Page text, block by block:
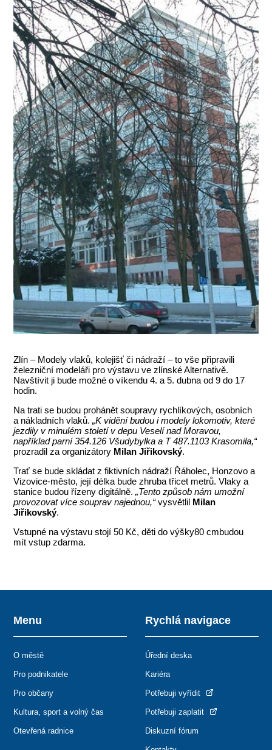
Zlín – Modely vlaků, kolejišť či nádraží – to vše připravili
železniční modeláři pro výstavu ve zlínské Alternativě.
Navštívit ji bude možné o víkendu 4. a 5. dubna od 9 do 17
hodin.
Na trati se budou prohánět soupravy rychlíkových, osobních
a nákladních vlaků.„K vidění budou i modely lokomotiv, které
jezdily v minulém století v depu Veselí nad Moravou,
například parní 354.126 Všudybylka a T 487.1103 Krasomila,“
prozradil za organizátory Milan Jiřikovský.
Trať se bude skládat z fiktivních nádraží Řáholec, Honzovo a
Vizovice-město, její délka bude zhruba třicet metrů. Vlaky a
stanice budou řízeny digitálně.„Tento způsob nám umožní
provozovat více souprav najednou,“vysvětlil Milan
Jiřikovský.
Vstupné na výstavu stojí 50 Kč, děti do výšky80 cmbudou
mít vstup zdarma.
Menu
O městě
Pro podnikatele
Pro občany
Kultura, sport a volný čas
Otevřená radnice
Rychlá navigace
Úřední deska
Kariéra
Potřebuji vyřídit
Potřebuji zaplatit
Diskuzní fórum